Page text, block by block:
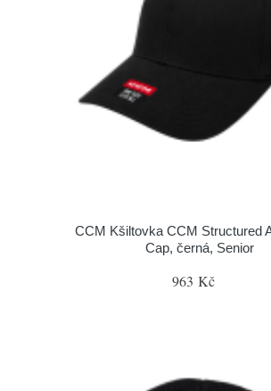
CCM Kšiltovka CCM Structured
Cap, černá, Senior
963 Kč